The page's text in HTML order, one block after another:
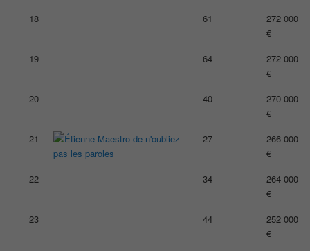
18
61
272 000
€
19
64
272 000
€
20
40
270 000
€
21
27
266 000
€
22
34
264 000
€
23
44
252 000
€